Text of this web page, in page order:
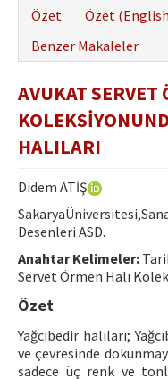
Amaç ve Kapsam
Yayın ve Editör
Yayın Politikaları
Özet Özet
Benzer Makaleler
AVUKAT SERVET
HALILARI
Didem ATİŞ
Desenleri ASD.
Anahtar Kelimeler:
Servet Örmen Halı
Özet
Yağcıbedir halıları;
ve çevresinde
sadece üç renk ve